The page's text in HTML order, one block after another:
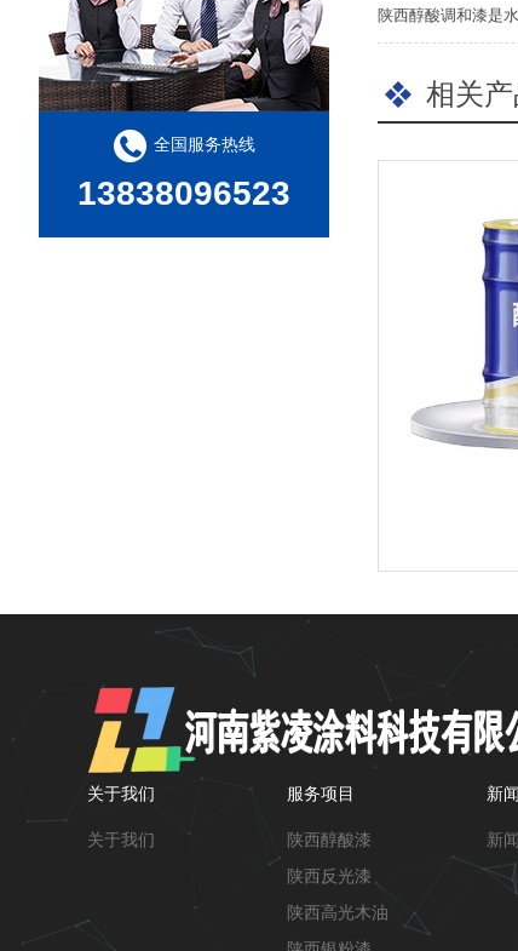
全国服务热线
13838096523
陕西醇酸调和漆是
相关
关于我们
关于我们
服务项目
陕西醇酸漆
陕西反光漆
陕西高光木油
新
新